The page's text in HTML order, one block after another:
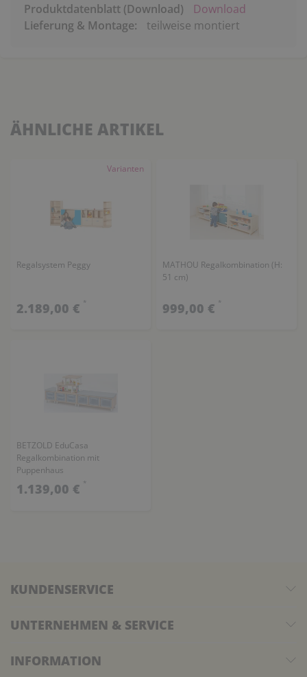
Produktdatenblatt (Download)
Download
Lieferung & Montage:
teilweise montiert
ÄHNLICHE ARTIKEL
Varianten
Regalsystem Peggy
2.189,00 € *
MATHOU Regalkombination (H:
51 cm)
999,00 € *
BETZOLD EduCasa
Regalkombination mit
Puppenhaus
1.139,00 € *
KUNDENSERVICE
UNTERNEHMEN & SERVICE
INFORMATION